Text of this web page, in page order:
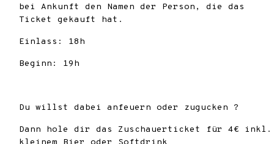
bei Ankunft den Namen der Person, die das
Ticket gekauft hat.
Einlass: 18h
Beginn: 19h
Du willst dabei anfeuern oder zugucken ?
Dann hole dir das Zuschauerticket für 4€ inkl.